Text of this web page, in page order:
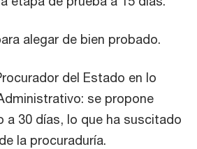
alegar de bien probado.
del Estado en lo
se propone
a 30 días, lo que ha suscitado
la procuraduría.